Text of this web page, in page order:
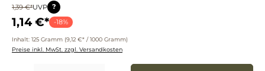
1,39 €*UVP ?
1,14 €* -18%
Inhalt: 125 Gramm (9,12 €* / 1000 Gramm)
Preise inkl. MwSt. zzgl. Versandkosten
Produkt Anzahl: Gib den gewünschten Wert ein oder benutze die Schaltflächen um